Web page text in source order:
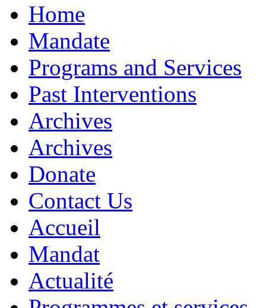
Home
Mandate
Programs and Services
Past Interventions
Archives
Archives
Donate
Contact Us
Accueil
Mandat
Actualité